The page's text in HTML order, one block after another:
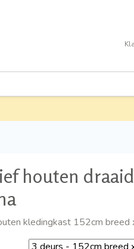
houten
kledingkast 152cm breed